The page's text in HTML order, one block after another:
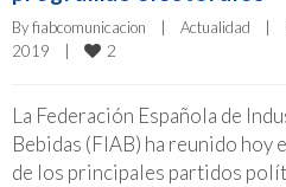
By fiabcomunicacion Actualidad
2019
2
La Federación Española de
Bebidas (FIAB) ha reunido hoy
de los principales partidos